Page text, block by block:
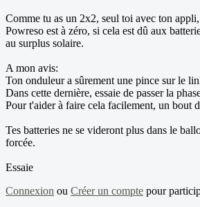
Comme tu as un 2x2, seul toi avec ton
Powreso est à zéro, si cela est dû aux
au surplus solaire.
A mon avis:
Ton onduleur a sûrement une pince sur le
Dans cette dernière, essaie de passer la
Pour t'aider à faire cela facilement, un bout
Tes batteries ne se videront plus dans le
forcée.
Essaie
Connexion ou Créer un compte pour